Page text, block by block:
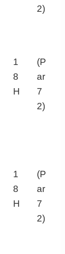
2)
1
8
H
(P
ar
7
2)
1
8
H
(P
ar
7
2)